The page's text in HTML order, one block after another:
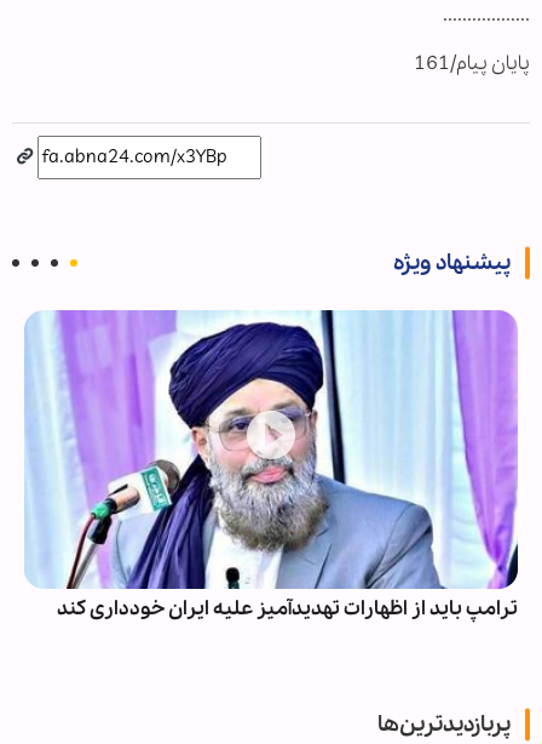
..................
پایان پیام/161
پیشنهاد ویژه
ترامپ باید از اظهارات تهدیدآمیز علیه ایران خودداری کند
پربازدیدترین‌ها